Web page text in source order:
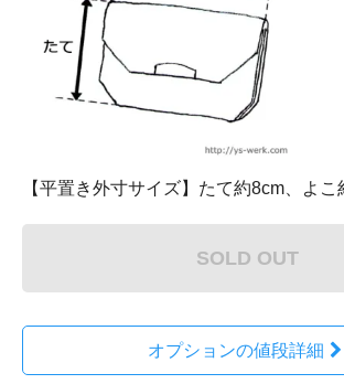
【平置き外寸サイズ】たて約8cm、よこ
SOLD OUT
オプションの値段詳細